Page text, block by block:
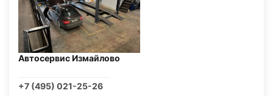
Автосервис Измайлово
+7 (495) 021-25-26